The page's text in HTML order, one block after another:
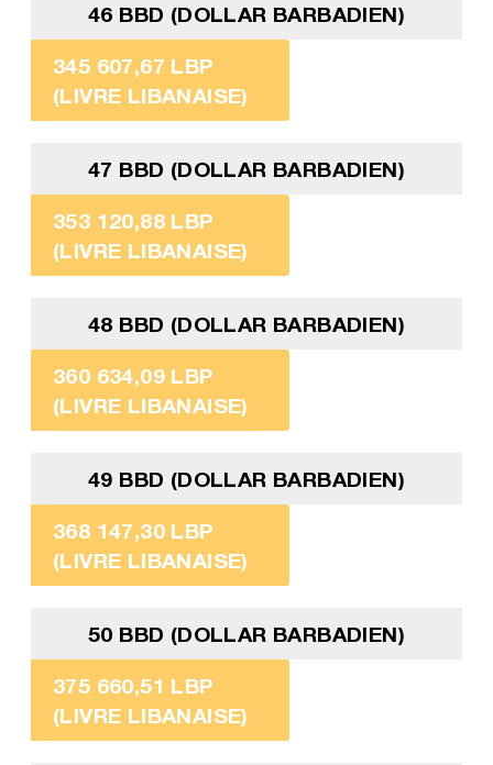
46 BBD (DOLLAR BARBADIEN)
345 607,67 LBP
(LIVRE LIBANAISE)
47 BBD (DOLLAR BARBADIEN)
353 120,88 LBP
(LIVRE LIBANAISE)
48 BBD (DOLLAR BARBADIEN)
360 634,09 LBP
(LIVRE LIBANAISE)
49 BBD (DOLLAR BARBADIEN)
368 147,30 LBP
(LIVRE LIBANAISE)
50 BBD (DOLLAR BARBADIEN)
375 660,51 LBP
(LIVRE LIBANAISE)